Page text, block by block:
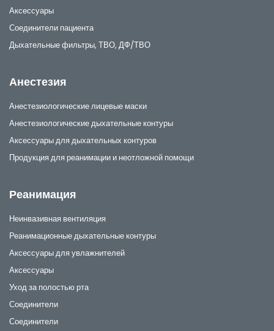
Аксессуары
Соединители пациента
Дыхательные фильтры, ТВО, ДФ/ТВО
Анестезия
Анестезиологические лицевые маски
Анестезиологические дыхательные контуры
Аксессуары для дыхательных контуров
Продукция для реанимации и неотложной помощи
Реанимация
Неинвазивная вентиляция
Реанимационные дыхательные контуры
Аксессуары для увлажнителей
Аксессуары
Уход за полостью рта
Соединители
Соединители